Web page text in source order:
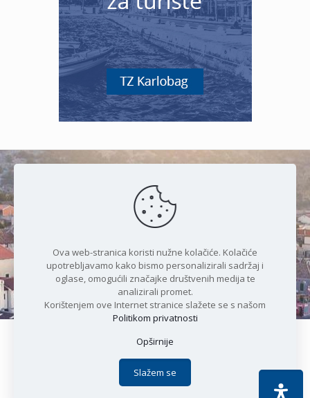
Čudesan spoj kristalnog mora i
prirode
Copyright © 2021 Općina Karlobag | Sva prava pridržana |
Politika privatnosti
Apoc IT
Ova web-stranica koristi nužne kolačiće. Kolačiće
upotrebljavamo kako bismo personalizirali sadržaj i
oglase, omogućili značajke društvenih medija te
analizirali promet.
Korištenjem ove Internet stranice slažete se s našom
Politikom privatnosti
Opširnije
Slažem se